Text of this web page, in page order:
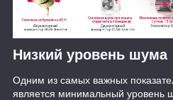
Низкий уровень шума
Одним из самых важных
является минимальный уровень